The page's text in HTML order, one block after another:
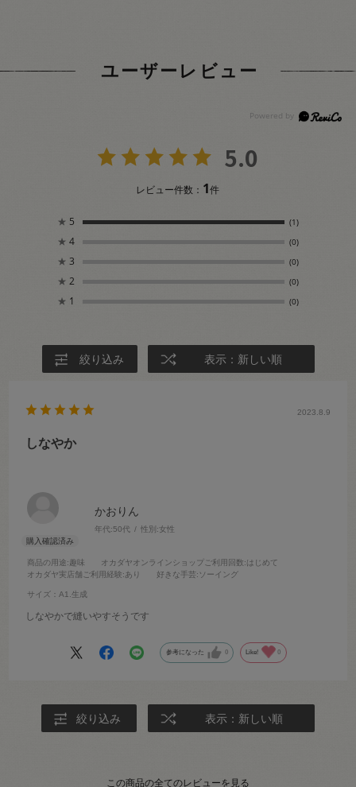
ユーザーレビュー
5.0
レビュー件数： 1件
★ 5 (1)
★ 4 (0)
★ 3 (0)
★ 2 (0)
★ 1 (0)
絞り込み 表示：新しい順
かおりん
年代:50代 性別:女性
商品の用途:趣味 オカダヤオンラインショップご利用回数:はじめて
オカダヤ実店舗ご利用経験:あり 好きな手芸:ソーイング
サイズ：A1.生成
2023.8.9
しなやか
しなやかで縫いやすそうです
参考になった 0 Like! 0
絞り込み 表示：新しい順
この商品の全てのレビューを見る